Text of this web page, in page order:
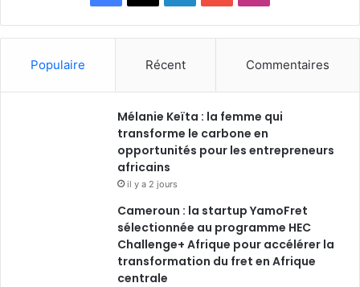
a
b
o
o
k
i
e
d
n
o
u
b
n
a
g
a
m
Populaire Récent Commentaires
Mélanie Keïta : la femme qui
transforme le carbone en
opportunités pour les entrepreneurs
africains
il y a 2 jours
Cameroun : la startup YamoFret
sélectionnée au programme HEC
Challenge+ Afrique pour accélérer la
transformation du fret en Afrique
centrale